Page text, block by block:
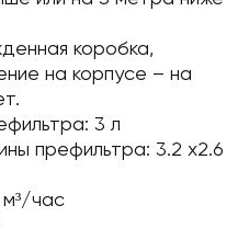
коробка,
на корпусе – на
3 л
префильтра: 3.2 х2.6
м³/час